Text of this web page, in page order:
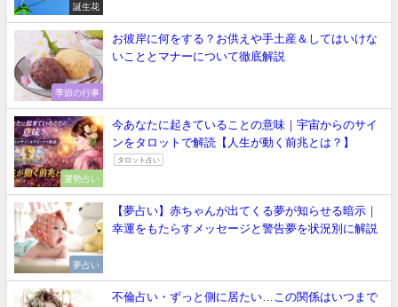
誕生花
季節の行事
お彼岸に何をする？お供えや手土産＆してはいけな
いこととマナーについて徹底解説
運勢占い
今あなたに起きていることの意味｜宇宙からのサイ
ンをタロットで解読【人生が動く前兆とは？】
タロット占い
夢占い
【夢占い】赤ちゃんが出てくる夢が知らせる暗示｜
幸運をもたらすメッセージと警告夢を状況別に解説
不倫占い・ずっと側に居たい…この関係はいつまで